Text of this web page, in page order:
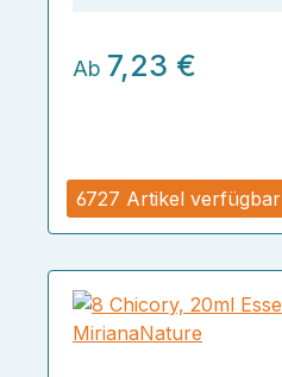
6727 Artikel verfügbar
Ab 7,23 €